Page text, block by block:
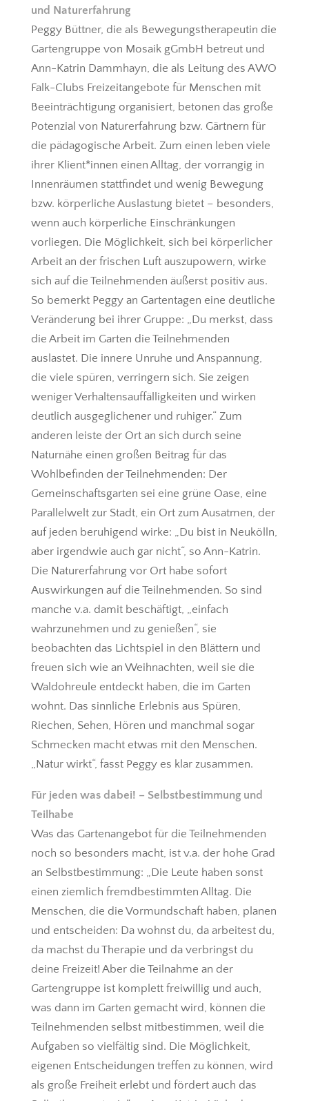
und Naturerfahrung
Peggy Büttner, die als Bewegungstherapeutin die
Gartengruppe von Mosaik gGmbH betreut und
Ann-Katrin Dammhayn, die als Leitung des AWO
Falk-Clubs Freizeitangebote für Menschen mit
Beeinträchtigung organisiert, betonen das große
Potenzial von Naturerfahrung bzw. Gärtnern für
die pädagogische Arbeit. Zum einen leben viele
ihrer Klient*innen einen Alltag, der vorrangig in
Innenräumen stattfindet und wenig Bewegung
bzw. körperliche Auslastung bietet – besonders,
wenn auch körperliche Einschränkungen
vorliegen. Die Möglichkeit, sich bei körperlicher
Arbeit an der frischen Luft auszupowern, wirke
sich auf die Teilnehmenden äußerst positiv aus.
So bemerkt Peggy an Gartentagen eine deutliche
Veränderung bei ihrer Gruppe: „Du merkst, dass
die Arbeit im Garten die Teilnehmenden
auslastet. Die innere Unruhe und Anspannung,
die viele spüren, verringern sich. Sie zeigen
weniger Verhaltensauffälligkeiten und wirken
deutlich ausgeglichener und ruhiger.“ Zum
anderen leiste der Ort an sich durch seine
Naturnähe einen großen Beitrag für das
Wohlbefinden der Teilnehmenden: Der
Gemeinschaftsgarten sei eine grüne Oase, eine
Parallelwelt zur Stadt, ein Ort zum Ausatmen, der
auf jeden beruhigend wirke: „Du bist in Neukölln,
aber irgendwie auch gar nicht“, so Ann-Katrin.
Die Naturerfahrung vor Ort habe sofort
Auswirkungen auf die Teilnehmenden. So sind
manche v.a. damit beschäftigt, „einfach
wahrzunehmen und zu genießen“, sie
beobachten das Lichtspiel in den Blättern und
freuen sich wie an Weihnachten, weil sie die
Waldohreule entdeckt haben, die im Garten
wohnt. Das sinnliche Erlebnis aus Spüren,
Riechen, Sehen, Hören und manchmal sogar
Schmecken macht etwas mit den Menschen.
„Natur wirkt“, fasst Peggy es klar zusammen.
Für jeden was dabei! – Selbstbestimmung und
Teilhabe
Was das Gartenangebot für die Teilnehmenden
noch so besonders macht, ist v.a. der hohe Grad
an Selbstbestimmung: „Die Leute haben sonst
einen ziemlich fremdbestimmten Alltag. Die
Menschen, die die Vormundschaft haben, planen
und entscheiden: Da wohnst du, da arbeitest du,
da machst du Therapie und da verbringst du
deine Freizeit! Aber die Teilnahme an der
Gartengruppe ist komplett freiwillig und auch,
was dann im Garten gemacht wird, können die
Teilnehmenden selbst mitbestimmen, weil die
Aufgaben so vielfältig sind. Die Möglichkeit,
eigenen Entscheidungen treffen zu können, wird
als große Freiheit erlebt und fördert auch das